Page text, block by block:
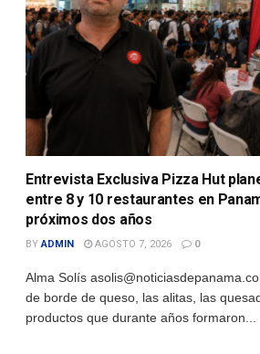
Entrevista Exclusiva Pizza Hut
entre 8 y 10 restaurantes en
próximos dos años
BY ADMIN AGOSTO 7, 2026 0
Alma Solís
de borde de queso, las alitas, las
productos que durante años formaron...